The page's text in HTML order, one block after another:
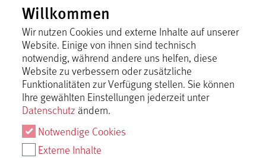
Willkommen
Wir nutzen Cookies und externe Inhalte auf unserer
Website. Einige von ihnen sind technisch
notwendig, während andere uns helfen, diese
Website zu verbessern oder zusätzliche
Funktionalitäten zur Verfügung stellen. Sie können
Ihre gewählten Einstellungen jederzeit unter
Datenschutz ändern.
Notwendige Cookies
Externe Inhalte